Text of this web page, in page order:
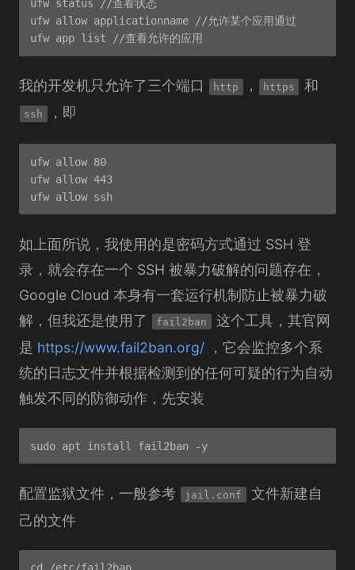
ufw status //查看状态
ufw allow applicationname //允许某个应用通过
我的开发机只允许了三个端口 http ， https 和
ssh ，即
ufw allow 80
ufw allow 443
如上面所说，我使用的是密码方式通过 SSH 登
录，就会存在一个 SSH 被暴力破解的问题存在，
Google Cloud 本身有一套运行机制防止被暴力破
解，但我还是使用了
fail2ban
这个工具，其官网
是 https://www.fail2ban.org/ ，它会监控多个系
统的日志文件并根据检测到的任何可疑的行为自动
触发不同的防御动作，先安装
配置监狱文件，一般参考 jail.conf
文件新建自
己的文件